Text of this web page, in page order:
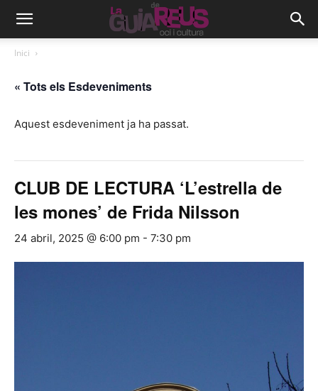
Inici
« Tots els Esdeveniments
Aquest esdeveniment ja ha passat.
CLUB DE LECTURA ‘L’estrella de
les mones’ de Frida Nilsson
24 abril, 2025 @ 6:00 pm - 7:30 pm